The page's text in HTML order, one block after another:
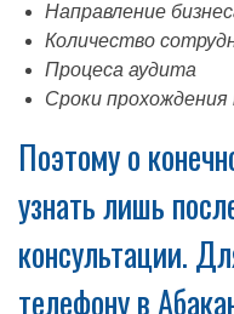
Направление
Количество
Процеса аудита
Сроки прохождения
Поэтому о
узнать лишь
консультации.
телефону в